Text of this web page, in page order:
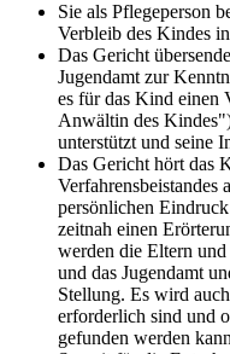
Sie als Pflegeperson
Verbleib des Kindes
Das Gericht
Jugendamt zur
es für das Kind einen
Anwältin des
unterstützt und seine
Das Gericht hört das
Verfahrensbeistandes
persönlichen
zeitnah einen
werden die Eltern
und das Jugendamt
Stellung. Es wird
erforderlich sind und
gefunden werden